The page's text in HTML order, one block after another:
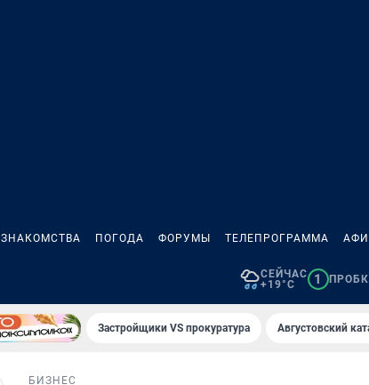
ЗНАКОМСТВА ПОГОДА ФОРУМЫ ТЕЛЕПРОГРАММА
СЕЙЧАС
+19°C
1
Застройщики VS прокуратура Августовский
БИЗНЕС